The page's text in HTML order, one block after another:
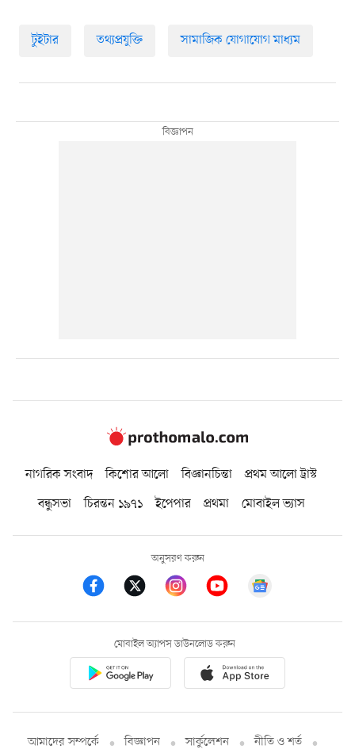
টুইটার তথ্যপ্রযুক্তি সামাজিক যোগাযোগ মাধ্যম
নাগরিক সংবাদ কিশোর আলো বিজ্ঞানচিন্তা
প্রথম আলো ট্রাস্ট
বন্ধুসভা
চিরন্তন ১৯৭১ ইপেপার প্রথমা মোবাইল ভ্যাস
অনুসরণ করুন
মোবাইল অ্যাপস ডাউনলোড করুন
আমাদের সম্পর্কে বিজ্ঞাপন সার্কুলেশন নীতি ও শর্ত